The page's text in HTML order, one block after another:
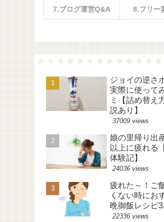
7.ブログ運営Q&A 8.フリー
ジョイの逆さ
実際に使って
ミ【詰め替え
説あり】
37009 views
娘の里帰り出
以上に疲れる
体験記】
24036 views
疲れた～！ご
くない時にお
晩御飯レシピ
22336 views